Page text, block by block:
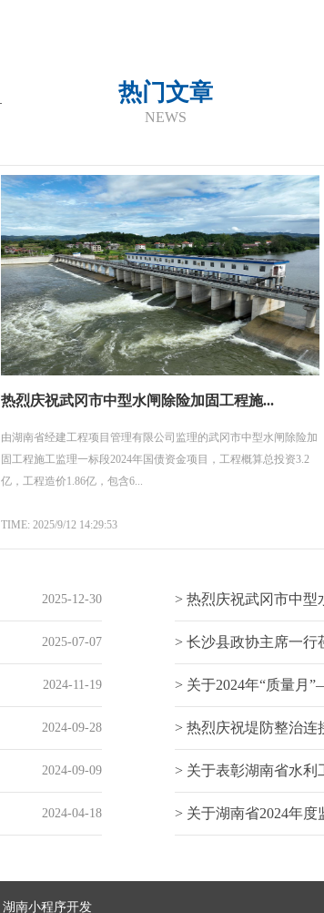
热门文章
NEWS
热烈庆祝武冈市中型水闸除险加固工程施...
由湖南省经建工程项目管理有限公司监理的武冈市中型水闸除险加
固工程施工监理一标段2024年国债资金项目，工程概算总投资3.2
亿，工程造价1.86亿，包含6...
TIME: 2025/9/12 14:29:53
2025-12-30 > 热烈庆祝武冈市中型
2025-07-07 > 长沙县政协主席一行
2024-11-19 > 关于2024年“质量月
2024-09-28 > 热烈庆祝堤防整治连
2024-09-09 > 关于表彰湖南省水利
2024-04-18 > 关于湖南省2024年
湖南小程序开发